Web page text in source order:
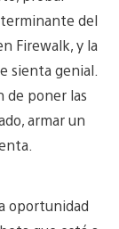
del
Firewalk, y la
sienta genial.
de poner las
armar un
oportunidad